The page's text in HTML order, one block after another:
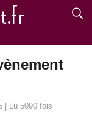
| Lu 5090 fois